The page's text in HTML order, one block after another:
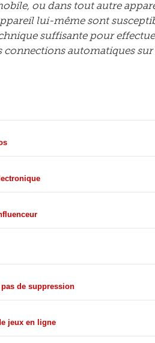
ou dans tout autre
lui-même sont
suffisante pour
connections automatiques
de suppression
jeux en ligne